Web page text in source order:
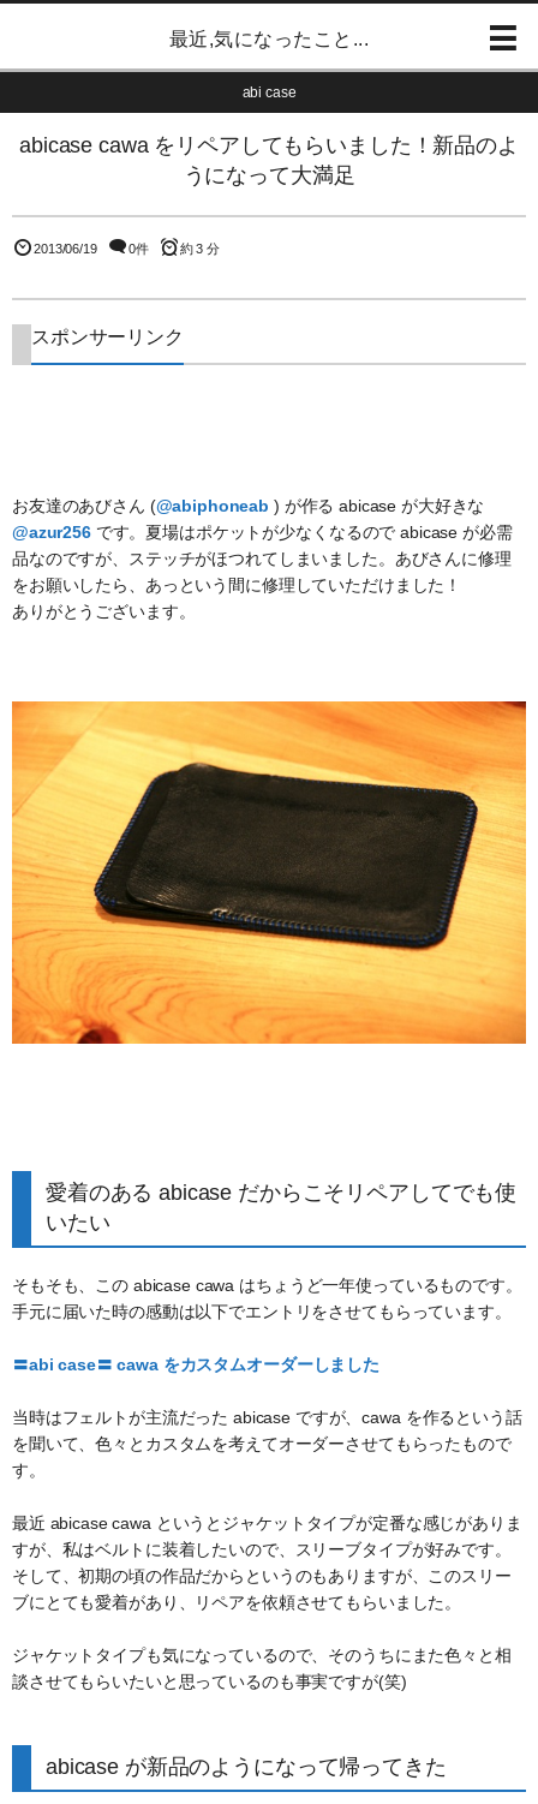
最近,気になったこと...
abi case
abicase cawa をリペアしてもらいました！新品のよ
うになって大満足
2013/06/19 0件 約 3 分
スポンサーリンク
お友達のあびさん (@abiphoneab ) が作る abicase が大好きな
@azur256です。夏場はポケットが少なくなるので abicase が必需
品なのですが、ステッチがほつれてしまいました。あびさんに修理
をお願いしたら、あっという間に修理していただけました！
ありがとうございます。
愛着のある abicase だからこそリペアしてでも使
いたい
そもそも、この abicase cawa はちょうど一年使っているものです。
手元に届いた時の感動は以下でエントリをさせてもらっています。
〓abi case〓 cawa をカスタムオーダーしました
当時はフェルトが主流だった abicase ですが、cawa を作るという話
を聞いて、色々とカスタムを考えてオーダーさせてもらったもので
す。
最近 abicase cawa というとジャケットタイプが定番な感じがありま
すが、私はベルトに装着したいので、スリーブタイプが好みです。
そして、初期の頃の作品だからというのもありますが、このスリー
ブにとても愛着があり、リペアを依頼させてもらいました。
ジャケットタイプも気になっているので、そのうちにまた色々と相
談させてもらいたいと思っているのも事実ですが(笑)
abicase が新品のようになって帰ってきた